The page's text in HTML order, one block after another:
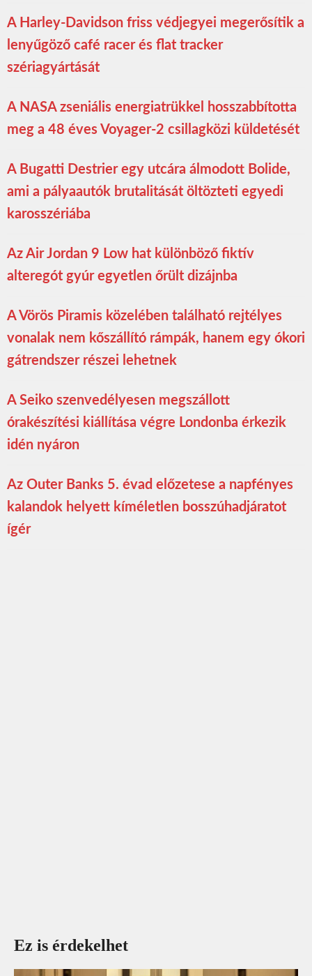
A Harley-Davidson friss védjegyei megerősítik a
lenyűgöző café racer és flat tracker
szériagyártását
A NASA zseniális energiatrükkel hosszabbította
meg a 48 éves Voyager-2 csillagközi küldetését
A Bugatti Destrier egy utcára álmodott Bolide,
ami a pályaautók brutalitását öltözteti egyedi
karosszériába
Az Air Jordan 9 Low hat különböző fiktív
alteregót gyúr egyetlen őrült dizájnba
A Vörös Piramis közelében található rejtélyes
vonalak nem kőszállító rámpák, hanem egy ókori
gátrendszer részei lehetnek
A Seiko szenvedélyesen megszállott
órakészítési kiállítása végre Londonba érkezik
idén nyáron
Az Outer Banks 5. évad előzetese a napfényes
kalandok helyett kíméletlen bosszúhadjáratot
ígér
Ez is érdekelhet